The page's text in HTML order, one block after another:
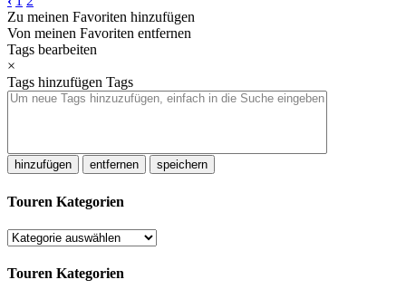
Zu meinen Favoriten hinzufügen
Von meinen Favoriten entfernen
Tags bearbeiten
×
Tags hinzufügen Tags
hinzufügen entfernen speichern
Touren Kategorien
Touren Kategorien